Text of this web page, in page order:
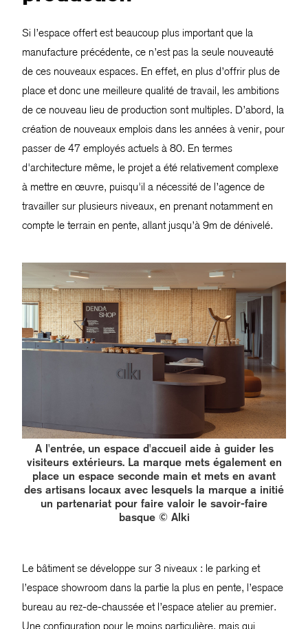
Si l’espace offert est beaucoup plus important que la
manufacture précédente, ce n’est pas la seule nouveauté
de ces nouveaux espaces. En effet, en plus d’offrir plus de
place et donc une meilleure qualité de travail, les ambitions
de ce nouveau lieu de production sont multiples. D’abord, la
création de nouveaux emplois dans les années à venir, pour
passer de 47 employés actuels à 80. En termes
d'architecture même, le projet a été relativement complexe
à mettre en œuvre, puisqu'il a nécessité de l’agence de
travailler sur plusieurs niveaux, en prenant notamment en
compte le terrain en pente, allant jusqu’à 9m de dénivelé.
A l'entrée, un espace d'accueil aide à guider les
visiteurs extérieurs. La marque mets également en
place un espace seconde main et mets en avant
des artisans locaux avec lesquels la marque a initié
un partenariat pour faire valoir le savoir-faire
basque © Alki
Le bâtiment se développe sur 3 niveaux : le parking et
l’espace showroom dans la partie la plus en pente, l’espace
bureau au rez-de-chaussée et l’espace atelier au premier.
Une configuration pour le moins particulière, mais qui